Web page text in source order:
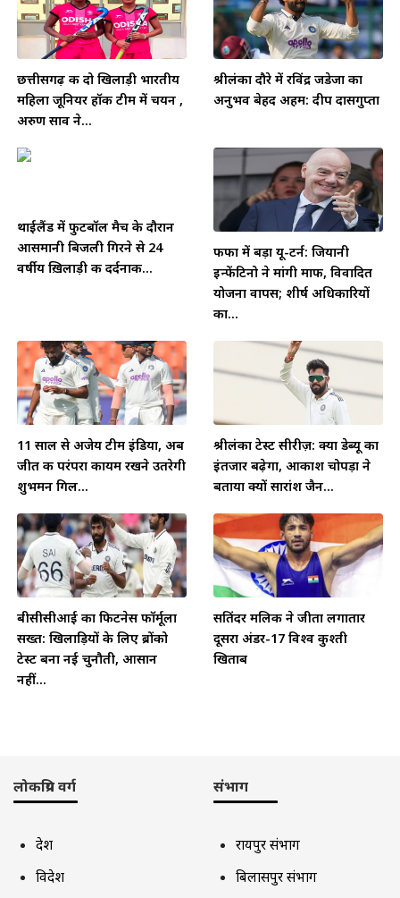
छत्तीसगढ़ की दो खिलाड़ी भारतीय
महिला जूनियर हॉकी टीम में चयन ,
अरुण साव ने...
श्रीलंका दौरे में रविंद्र जडेजा का
अनुभव बेहद अहम: दीप दासगुप्ता
थाईलैंड में फुटबॉल मैच के दौरान
आसमानी बिजली गिरने से 24
वर्षीय ख़िलाड़ी की दर्दनाक...
फीफा में बड़ा यू-टर्न: जियानी
इन्फेंटिनो ने मांगी माफी, विवादित
योजना वापस; शीर्ष अधिकारियों
का...
11 साल से अजेय टीम इंडिया, अब
जीत की परंपरा कायम रखने उतरेगी
शुभमन गिल...
श्रीलंका टेस्ट सीरीज़: क्या डेब्यू का
इंतजार बढ़ेगा, आकाश चोपड़ा ने
बताया क्यों सारांश जैन...
बीसीसीआई का फिटनेस फॉर्मूला
सख्त: खिलाड़ियों के लिए ब्रोंको
टेस्ट बना नई चुनौती, आसान
नहीं...
सतिंदर मलिक ने जीता लगातार
दूसरा अंडर-17 विश्व कुश्ती
खिताब
लोकप्रिय वर्ग
देश
विदेश
संभाग
रायपुर संभाग
बिलासपुर संभाग